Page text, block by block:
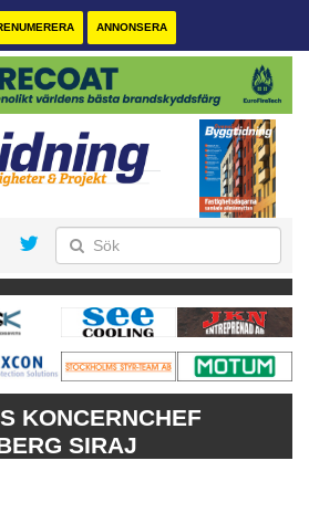
ANNONSERA
KONCERNCHEF
SIRAJ